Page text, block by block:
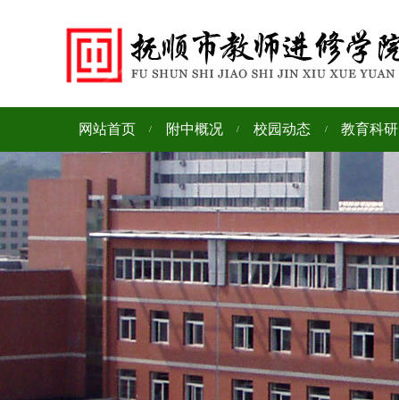
网站首页 / 附中概况 / 校园动态 / 教育科研